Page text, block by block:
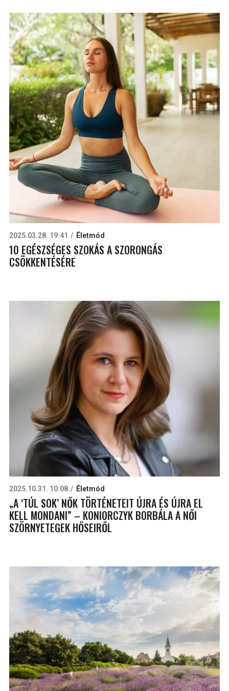
2025.03.28. 19:41 Életmód
10 EGÉSZSÉGES SZOKÁS A SZORONGÁS
CSÖKKENTÉSÉRE
2025.10.31. 10:08 Életmód
„A ‘TÚL SOK’ NŐK TÖRTÉNETEIT ÚJRA ÉS ÚJRA EL
KELL MONDANI” – KONIORCZYK BORBÁLA A NŐI
SZÖRNYETEGEK HŐSEIRŐL